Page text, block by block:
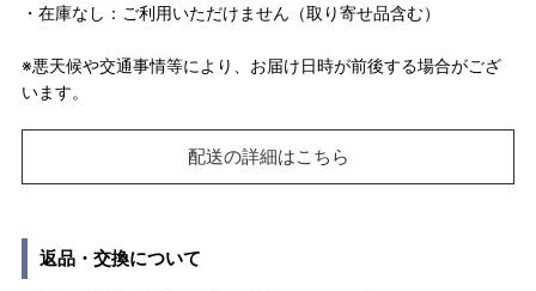
・在庫なし：ご利用いただけません（取り寄せ品含む）
※悪天候や交通事情等により、お届け日時が前後する場合がござ
います。
配送の詳細はこちら
返品・交換について